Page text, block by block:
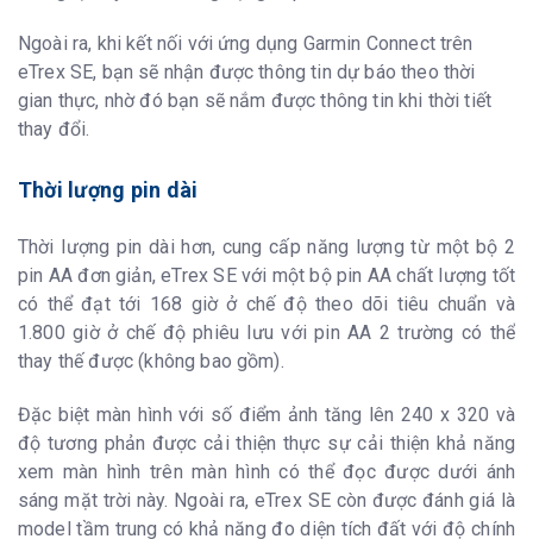
Ngoài ra, khi kết nối với ứng dụng Garmin Connect trên
eTrex SE, bạn sẽ nhận được thông tin dự báo theo thời
gian thực, nhờ đó bạn sẽ nắm được thông tin khi thời tiết
thay đổi.
Thời lượng pin dài
Thời lượng pin dài hơn, cung cấp năng lượng từ một bộ 2
pin AA đơn giản, eTrex SE với một bộ pin AA chất lượng tốt
có thể đạt tới 168 giờ ở chế độ theo dõi tiêu chuẩn và
1.800 giờ ở chế độ phiêu lưu với pin AA 2 trường có thể
thay thế được (không bao gồm).
Đặc biệt màn hình với số điểm ảnh tăng lên 240 x 320 và
độ tương phản được cải thiện thực sự cải thiện khả năng
xem màn hình trên màn hình có thể đọc được dưới ánh
sáng mặt trời này. Ngoài ra, eTrex SE còn được đánh giá là
model tầm trung có khả năng đo diện tích đất với độ chính